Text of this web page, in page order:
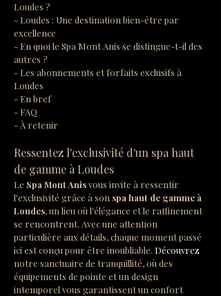
Loudes ?
- Loudes : Une destination bien-être par
excellence
- En quoi le Spa Mont Anis se distingue-t-il des
autres ?
- Les abonnements et forfaits exclusifs à
Loudes
- En bref
- FAQ
- À retenir
Ressentez l'exclusivité d'un spa haut
de gamme à Loudes
Le Spa Mont Anis vous invite à ressentir
l'exclusivité grâce à son spa haut de gamme à
Loudes, un lieu où l'élégance et le raffinement
se rencontrent. Avec une attention
particulière aux détails, chaque moment passé
ici est conçu pour être inoubliable. Découvrez
notre sanctuaire de tranquillité, où des
équipements de pointe et un design
intemporel vous garantissent un confort